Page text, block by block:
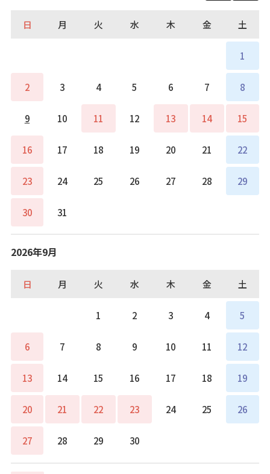
日 月 火 水 木 金 土
1
2 3 4 5 6 7 8
9 10 11 12 13 14 15
16 17 18 19 20 21 22
23 24 25 26 27 28 29
30 31
2026年9月
日 月 火 水 木 金 土
1 2 3 4 5
6 7 8 9 10 11 12
13 14 15 16 17 18 19
20 21 22 23 24 25 26
27 28 29 30